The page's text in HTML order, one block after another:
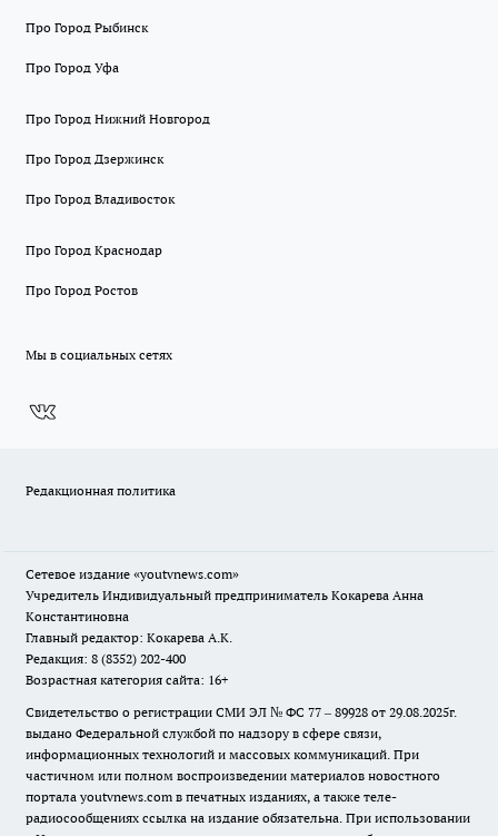
Про Город Рыбинск
Про Город Уфа
Про Город Нижний Новгород
Про Город Дзержинск
Про Город Владивосток
Про Город Краснодар
Про Город Ростов
Мы в социальных сетях
Редакционная политика
Сетевое издание «youtvnews.com»
Учредитель Индивидуальный предприниматель Кокарева Анна
Константиновна
Главный редактор: Кокарева А.К.
Редакция: 8 (8352) 202-400
Возрастная категория сайта: 16+
Свидетельство о регистрации СМИ ЭЛ № ФС 77 – 89928 от 29.08.2025г.
выдано Федеральной службой по надзору в сфере связи,
информационных технологий и массовых коммуникаций. При
частичном или полном воспроизведении материалов новостного
портала youtvnews.com в печатных изданиях, а также теле-
радиосообщениях ссылка на издание обязательна. При использовании